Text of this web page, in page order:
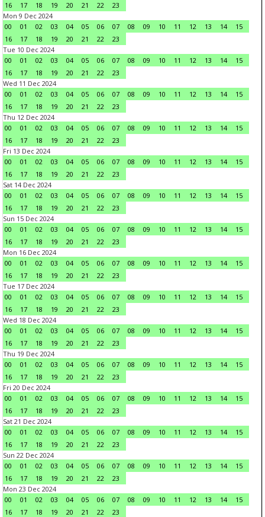
16
17 18 19 20 21 22
23
Mon 9 Dec 2024
00
01 02 03 04 05 06 07 08 09 10 11 12 13 14
15
16
17 18 19 20 21 22
23
Tue 10 Dec 2024
00
01 02 03 04 05 06 07 08 09 10 11 12 13 14
15
16
17 18 19 20 21 22
23
Wed 11 Dec 2024
00
01 02 03 04 05 06 07 08 09 10 11 12 13 14
15
16
17 18 19 20 21 22
23
Thu 12 Dec 2024
00
01 02 03 04 05 06 07 08 09 10 11 12 13 14
15
16
17 18 19 20 21 22
23
Fri 13 Dec 2024
00
01 02 03 04 05 06 07 08 09 10 11 12 13 14
15
16
17 18 19 20 21 22
23
Sat 14 Dec 2024
00
01 02 03 04 05 06 07 08 09 10 11 12 13 14
15
16
17 18 19 20 21 22
23
Sun 15 Dec 2024
00
01 02 03 04 05 06 07 08 09 10 11 12 13 14
15
16
17 18 19 20 21 22
23
Mon 16 Dec 2024
00
01 02 03 04 05 06 07 08 09 10 11 12 13 14
15
16
17 18 19 20 21 22
23
Tue 17 Dec 2024
00
01 02 03 04 05 06 07 08 09 10 11 12 13 14
15
16
17 18 19 20 21 22
23
Wed 18 Dec 2024
00
01 02 03 04 05 06 07 08 09 10 11 12 13 14
15
16
17 18 19 20 21 22
23
Thu 19 Dec 2024
00
01 02 03 04 05 06 07 08 09 10 11 12 13 14
15
16
17 18 19 20 21 22
23
Fri 20 Dec 2024
00
01 02 03 04 05 06 07 08 09 10 11 12 13 14
15
16
17 18 19 20 21 22
23
Sat 21 Dec 2024
00
01 02 03 04 05 06 07 08 09 10 11 12 13 14
15
16
17 18 19 20 21 22
23
Sun 22 Dec 2024
00
01 02 03 04 05 06 07 08 09 10 11 12 13 14
15
16
17 18 19 20 21 22
23
Mon 23 Dec 2024
00
01 02 03 04 05 06 07 08 09 10 11 12 13 14
15
16
17 18 19 20 21 22 23